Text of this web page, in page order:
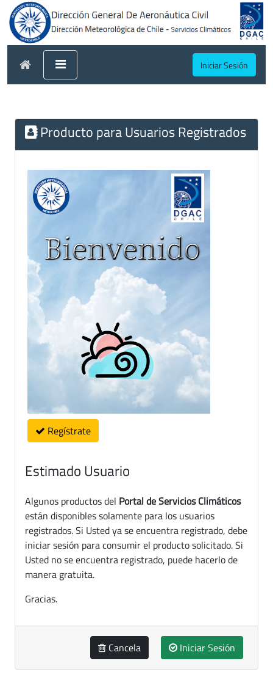
Iniciar Sesión
Producto para Usuarios Registrados
Regístrate
Estimado Usuario
Algunos productos del Portal de Servicios Climáticos
están disponibles solamente para los usuarios
registrados. Si Usted ya se encuentra registrado, debe
iniciar sesión para consumir el producto solicitado. Si
Usted no se encuentra registrado, puede hacerlo de
manera gratuita.
Gracias.
Cancela Iniciar Sesión